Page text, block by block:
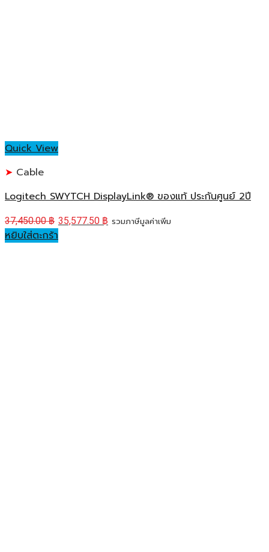
Quick View
Cable
Logitech SWYTCH DisplayLink® ของแท้ ประกันศูนย์ 2ปี
37,450.00฿ 35,577.50 ฿ รวมภาษีมูลค่าเพิ่ม
หยิบใส่ตะกร้า